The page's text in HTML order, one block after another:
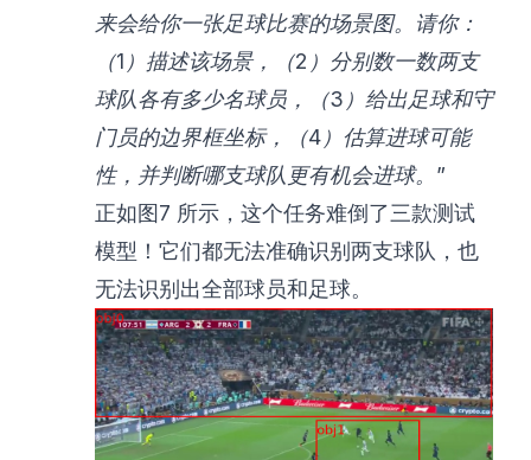
来会给你一张足球比赛的场景图。请你：
（1）描述该场景，（2）分别数一数两支
球队各有多少名球员，（3）给出足球和守
门员的边界框坐标，（4）估算进球可能
性，并判断哪支球队更有机会进球。”
正如图7 所示，这个任务难倒了三款测试
模型！它们都无法准确识别两支球队，也
无法识别出全部球员和足球。